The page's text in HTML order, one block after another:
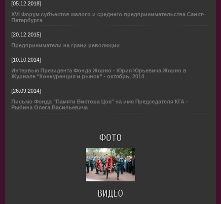
[05.12.2018]
XVI Форум субъектов малого и среднего предпринимательства Санкт-
Петербурга
[20.12.2015]
Предприниматели на грани революции
[10.10.2014]
Интервью Президента Фонда Жорно - Юрия Юрьевича Жорно в
Журнале "Конкуренция и рынок" - октябрь, 2014
[26.09.2014]
Письмо Фонда "Памяти Виктора Цоя" на имя Председателя КГА -
Рыбина Олега Васильевича
ФОТО
ВИДЕО